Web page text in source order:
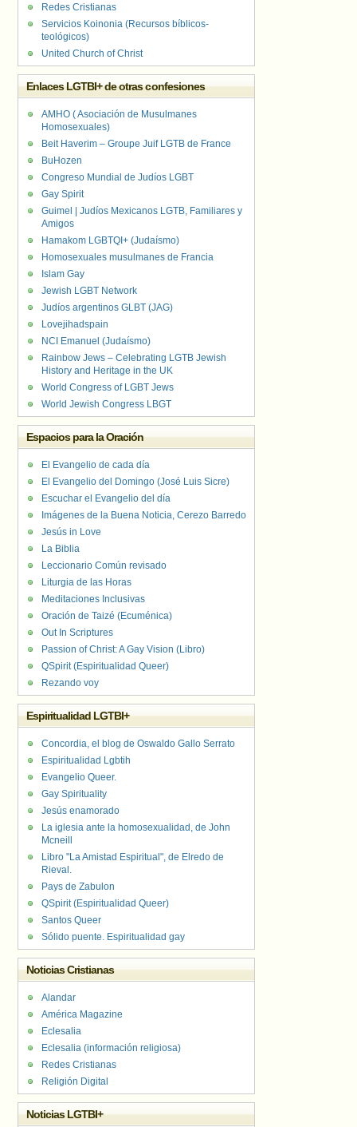
Redes Cristianas
Servicios Koinonia (Recursos bíblicos-
teológicos)
United Church of Christ
Enlaces LGTBI+ de otras confesiones
AMHO ( Asociación de Musulmanes
Homosexuales)
Beit Haverim – Groupe Juif LGTB de France
BuHozen
Congreso Mundial de Judíos LGBT
Gay Spirit
Guimel | Judíos Mexicanos LGTB, Familiares y
Amigos
Hamakom LGBTQI+ (Judaísmo)
Homosexuales musulmanes de Francia
Islam Gay
Jewish LGBT Network
Judíos argentinos GLBT (JAG)
Lovejihadspain
NCI Emanuel (Judaísmo)
Rainbow Jews – Celebrating LGTB Jewish
History and Heritage in the UK
World Congress of LGBT Jews
World Jewish Congress LBGT
Espacios para la Oración
El Evangelio de cada día
El Evangelio del Domingo (José Luis Sicre)
Escuchar el Evangelio del día
Imágenes de la Buena Noticia, Cerezo Barredo
Jesús in Love
La Biblia
Leccionario Común revisado
Liturgia de las Horas
Meditaciones Inclusivas
Oración de Taizé (Ecuménica)
Out In Scriptures
Passion of Christ: A Gay Vision (Libro)
QSpirit (Espiritualidad Queer)
Rezando voy
Espiritualidad LGTBI+
Concordia, el blog de Oswaldo Gallo Serrato
Espiritualidad Lgbtih
Evangelio Queer.
Gay Spirituality
Jesús enamorado
La iglesia ante la homosexualidad, de John
Mcneill
Libro "La Amistad Espiritual", de Elredo de
Rieval.
Pays de Zabulon
QSpirit (Espiritualidad Queer)
Santos Queer
Sólido puente. Espiritualidad gay
Noticias Cristianas
Alandar
América Magazine
Eclesalia
Eclesalia (información religiosa)
Redes Cristianas
Religión Digital
Noticias LGTBI+